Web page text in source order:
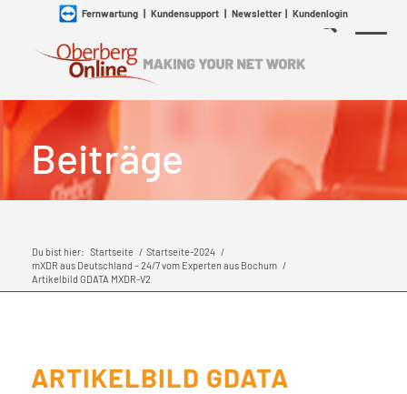
Fernwartung| Kundensupport| Newsletter| Kundenlogin
Beiträge
Du bist hier: Startseite / Startseite-2024 /
mXDR aus Deutschland – 24/7 vom Experten aus Bochum /
Artikelbild GDATA MXDR-V2
ARTIKELBILD GDATA